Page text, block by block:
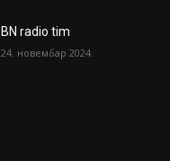
BN radio tim
24. новембар 2024.